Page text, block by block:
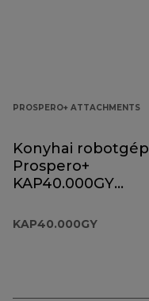
PROSPERO+ ATTACHMENTS
Konyhai robotgép
Prospero+
KAP40.000GY
KAP40.000GY